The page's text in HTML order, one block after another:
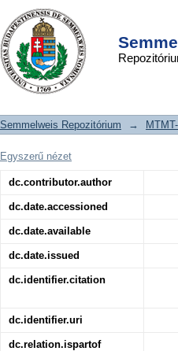
Újszülöttkori
DSpace/Manakin Repository
Semmelweis Repozitórium →
Egyszerű nézet
dc.contributor.author
dc.date.accessioned
dc.date.available
dc.date.issued
dc.identifier.citation
dc.identifier.uri
dc.relation.ispartof